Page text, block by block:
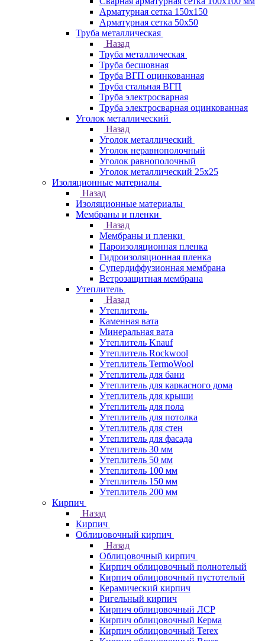
Арматурная сетка 150х150
Арматурная сетка 50х50
Труба металлическая
Назад
Труба металлическая
Труба бесшовная
Труба ВГП оцинкованная
Труба стальная ВГП
Труба электросварная
Труба электросварная оцинкованная
Уголок металлический
Назад
Уголок металлический
Уголок неравнополочный
Уголок равнополочный
Уголок металлический 25х25
Изоляционные материалы
Назад
Изоляционные материалы
Мембраны и пленки
Назад
Мембраны и пленки
Пароизоляционная пленка
Гидроизоляционная пленка
Супердиффузионная мембрана
Ветрозащитная мембрана
Утеплитель
Назад
Утеплитель
Каменная вата
Минеральная вата
Утеплитель Knauf
Утеплитель Rockwool
Утеплитель TermoWool
Утеплитель для бани
Утеплитель для каркасного дома
Утеплитель для крыши
Утеплитель для пола
Утеплитель для потолка
Утеплитель для стен
Утеплитель для фасада
Утеплитель 30 мм
Утеплитель 50 мм
Утеплитель 100 мм
Утеплитель 150 мм
Утеплитель 200 мм
Кирпич
Назад
Кирпич
Облицовочный кирпич
Назад
Облицовочный кирпич
Кирпич облицовочный полнотелый
Кирпич облицовочный пустотелый
Керамический кирпич
Ригельный кирпич
Кирпич облицовочный ЛСР
Кирпич облицовочный Керма
Кирпич облицовочный Terex